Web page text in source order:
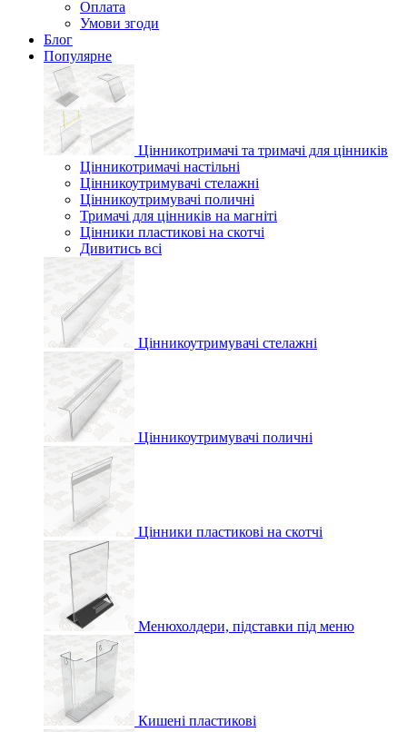
Оплата
Умови згоди
Блог
Популярне
Цінникотримачі та тримачі для цінників
Цінникотримачі настільні
Цінникоутримувачі стелажні
Цінникоутримувачі поличні
Тримачі для цінників на магніті
Цінники пластикові на скотчі
Дивитись всі
Цінникоутримувачі стелажні
Цінникоутримувачі поличні
Цінники пластикові на скотчі
Менюхолдери, підставки під меню
Кишені пластикові